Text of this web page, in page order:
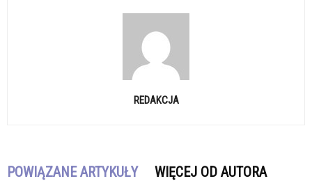
REDAKCJA
POWIĄZANE ARTYKUŁY WIĘCEJ OD AUTORA